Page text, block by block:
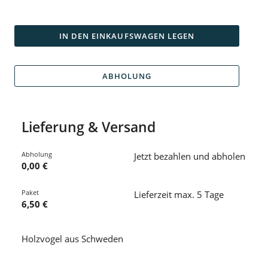
IN DEN EINKAUFSWAGEN LEGEN
ABHOLUNG
Lieferung & Versand
Abholung
0,00 €
Jetzt bezahlen und abholen
Paket
6,50 €
Lieferzeit max. 5 Tage
Holzvogel aus Schweden